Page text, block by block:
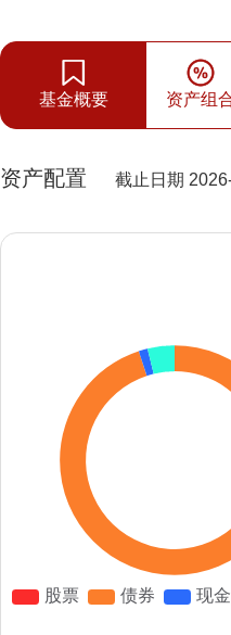
基金概要 资产组
资产配置 截止日期